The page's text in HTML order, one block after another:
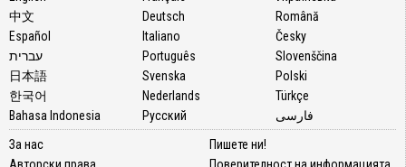
中文
Español
עברית
日本語
한국어
Bahasa Indonesia
Deutsch
Italiano
Português
Svenska
Nederlands
Русский
Română
Česky
Slovenščina
Polski
Türkçe
فارسی
За нас
Пишете ни!